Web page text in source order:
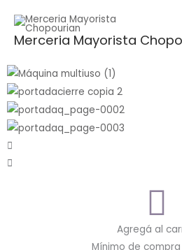
contenido
Merceria Mayorista
Buscar
por:
Agregá al
Mínimo de